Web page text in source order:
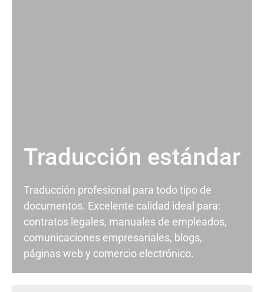
Traducción estándar
Traducción profesional para todo tipo de
documentos. Excelente calidad ideal para:
contratos legales, manuales de empleados,
comunicaciones empresariales, blogs,
páginas web y comercio electrónico.